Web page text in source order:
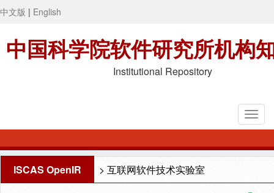
中文版 | English
中国科学院软件研究所机构
Institutional Repository
ISCAS OpenIR > 互联网软件技术实验室